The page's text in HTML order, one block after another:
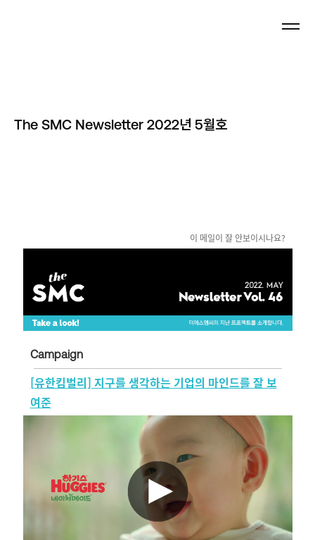
The SMC Newsletter 2022년 5월호
이 메일이 잘 안보이시나요?
Campaign
[유한킴벌리] 지구를 생각하는 기업의 마인드를 잘 보
여준